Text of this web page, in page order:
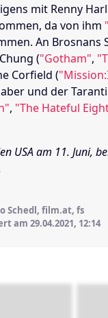
mit Renny
da von ihm
An Brosnans
("Gotham",
Corfield (
und der
, "The Hateful
USA am 11. Juni,
Schedl, film.at, fs
am 29.04.2021, 12:14